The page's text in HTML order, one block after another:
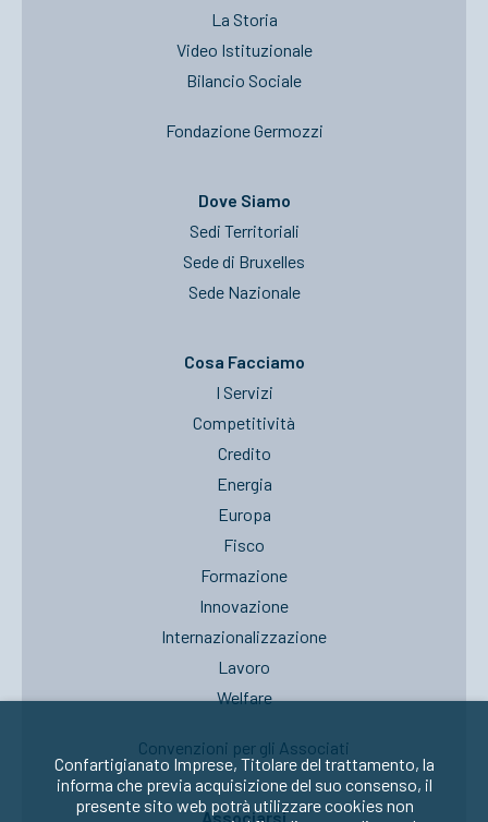
La Storia
Video Istituzionale
Bilancio Sociale
Fondazione Germozzi
Dove Siamo
Sedi Territoriali
Sede di Bruxelles
Sede Nazionale
Cosa Facciamo
I Servizi
Competitività
Credito
Energia
Europa
Fisco
Formazione
Innovazione
Internazionalizzazione
Lavoro
Welfare
Convenzioni per gli Associati
Associarsi
Confartigianato Imprese, Titolare del trattamento, la
informa che previa acquisizione del suo consenso, il
presente sito web potrà utilizzare cookies non